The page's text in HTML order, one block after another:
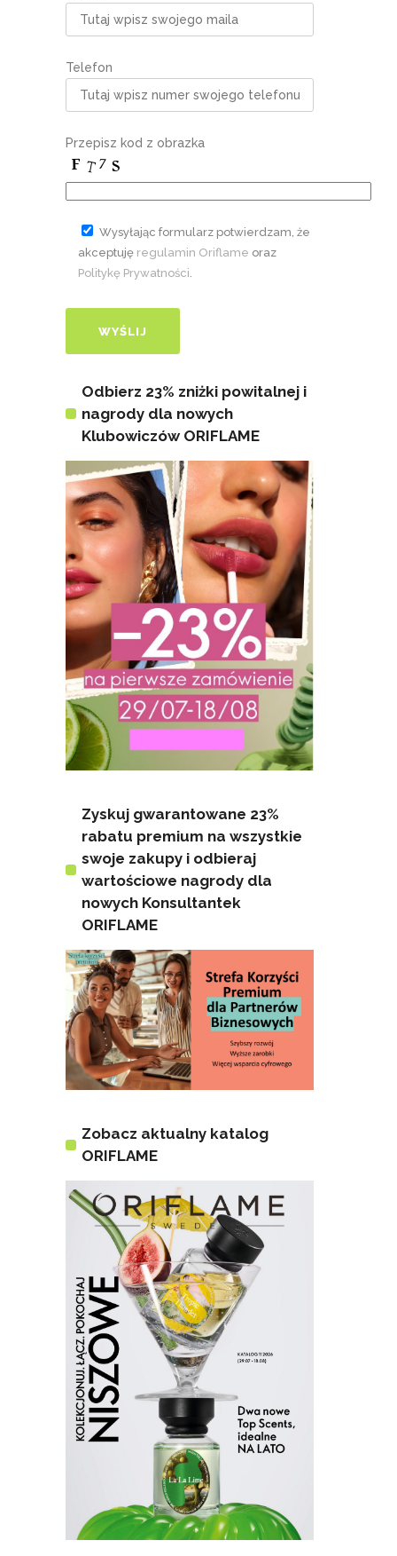
Telefon
Przepisz kod z obrazka
Wysyłając formularz potwierdzam, że
akceptuję regulamin Oriflame oraz
Politykę Prywatności
Odbierz 23% zniżki powitalnej i
nagrody dla nowych
Klubowiczów ORIFLAME
Zyskuj gwarantowane 23%
rabatu premium na wszystkie
swoje zakupy i odbieraj
wartościowe nagrody dla
nowych Konsultantek
ORIFLAME
Zobacz aktualny katalog
ORIFLAME